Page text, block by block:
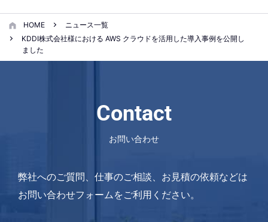
HOME
ニュース一覧
KDDI株式会社様における AWS クラウドを活用した導入事例を公開し
ました
Contact
お問い合わせ
弊社へのご質問、仕事のご相談、お見積の依頼などは
お問い合わせフォームをご利用ください。